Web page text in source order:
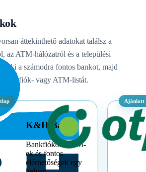
áttekinthető adatokat találsz a
az ATM-hálózatról és a települési
ki a számodra fontos bankot, majd
bankfiók- vagy ATM-listát.
K&H Bank
Bankfiókok, ATM-
ek és fontos
elérhetőségek egy
Ajánlott